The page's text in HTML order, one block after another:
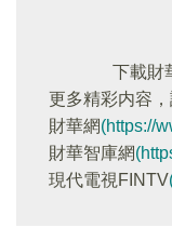
下載財
更多精彩内容，
財華網(https://
財華智庫網
現代電視FINTV